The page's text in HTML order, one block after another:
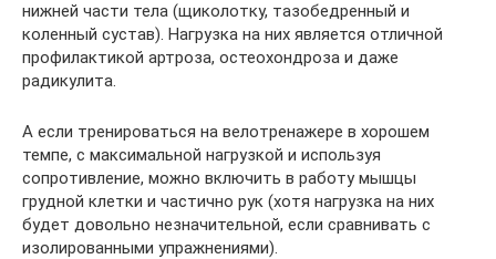
нижней части тела (щиколотку, тазобедренный и
коленный сустав). Нагрузка на них является отличной
профилактикой артроза, остеохондроза и даже
радикулита.
А если тренироваться на велотренажере в хорошем
темпе, с максимальной нагрузкой и используя
сопротивление, можно включить в работу мышцы
грудной клетки и частично рук (хотя нагрузка на них
будет довольно незначительной, если сравнивать с
изолированными упражнениями).